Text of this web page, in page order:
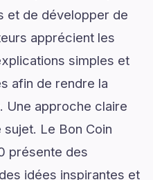
et de développer de
apprécient les
simples et
afin de rendre la
Une approche claire
Le Bon Coin
présente des
idées inspirantes et